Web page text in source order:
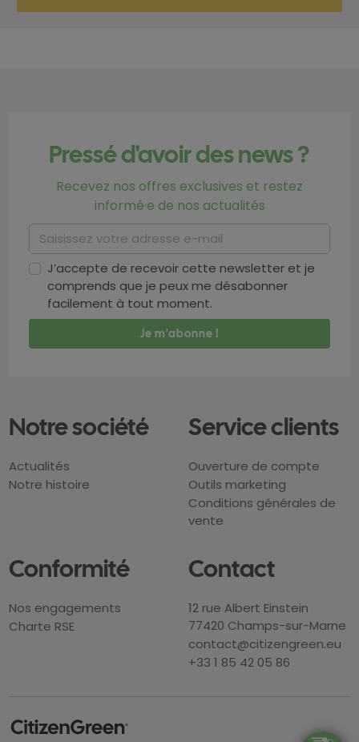
Pressé d'avoir des news ?
Recevez nos offres exclusives et restez
informé·e de nos actualités
J’accepte de recevoir cette newsletter et je
comprends que je peux me désabonner
facilement à tout moment.
Notre société
Actualités
Notre histoire
Service clients
Ouverture de compte
Outils marketing
Conditions générales de
vente
Conformité
Nos engagements
Charte RSE
Contact
12 rue Albert Einstein
77420 Champs-sur-Marne
contact@citizengreen.eu
+33 1 85 42 05 86